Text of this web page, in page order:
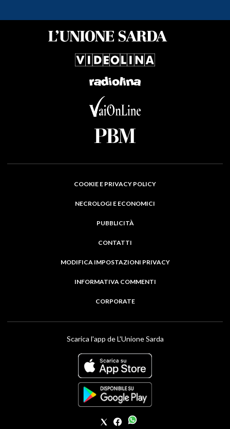
COOKIE E PRIVACY POLICY
NECROLOGI E ECONOMICI
PUBBLICITÀ
CONTATTI
MODIFICA IMPOSTAZIONI PRIVACY
INFORMATIVA COMMENTI
CORPORATE
Scarica l'app de L'Unione Sarda